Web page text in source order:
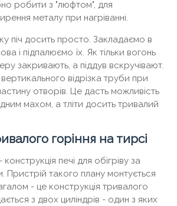
робити з "люфтом", для
металу при нагріванні.
піч досить просто. Закладаємо в
і підпалюємо їх. Як тільки вогонь
закривають, а піддув вскручівают.
відрізка труби при
отворів. Це дасть можливість
махом, а тліти досить тривалий
горіння на тирсі
печі для обігріву за
такого плану монтується
- це конструкція тривалого
з двох циліндрів - один з яких